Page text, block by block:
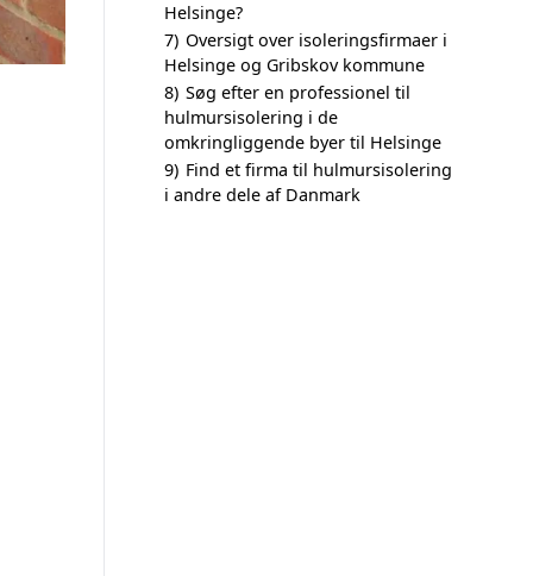
Helsinge?
7) Oversigt over isoleringsfirmaer i
Helsinge og Gribskov kommune
8) Søg efter en professionel til
hulmursisolering i de
omkringliggende byer til Helsinge
9) Find et firma til hulmursisolering
i andre dele af Danmark